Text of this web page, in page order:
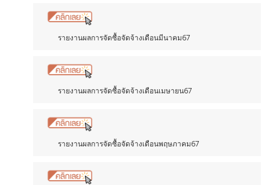
รายงานผลการจัดซื้อจัดจ้างเดือนมีนาคม67
รายงานผลการจัดซื้อจัดจ้างเดือนเมษายน67
รายงานผลการจัดซื้อจัดจ้างเดือนพฤษภาคม67